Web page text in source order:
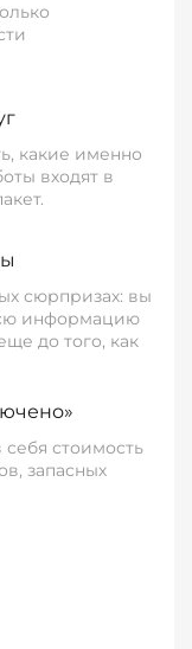
какие именно
входят в
сюрпризах: вы
информацию
до того, как
стоимость
запасных